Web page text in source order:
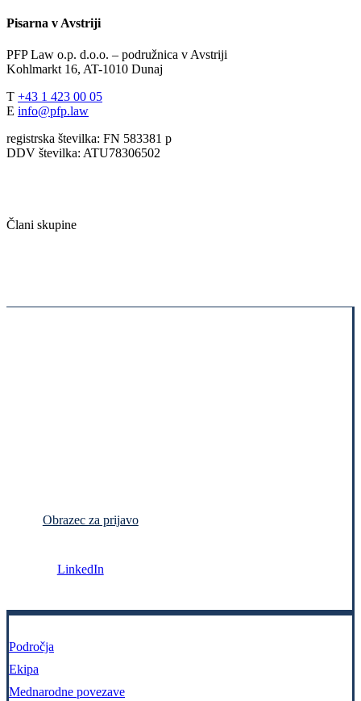
Pisarna v Avstriji
PFP Law o.p. d.o.o. – podružnica v Avstriji
Kohlmarkt 16, AT-1010 Dunaj
T +43 1 423 00 05
E info@pfp.law
registrska številka: FN 583381 p
DDV številka: ATU78306502
Člani skupine
Obrazec za prijavo
LinkedIn
Področja
Ekipa
Mednarodne povezave